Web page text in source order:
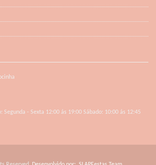
Segunda - Sexta 12:00 ás 19:00 Sábado: 10:00 ás 12:45